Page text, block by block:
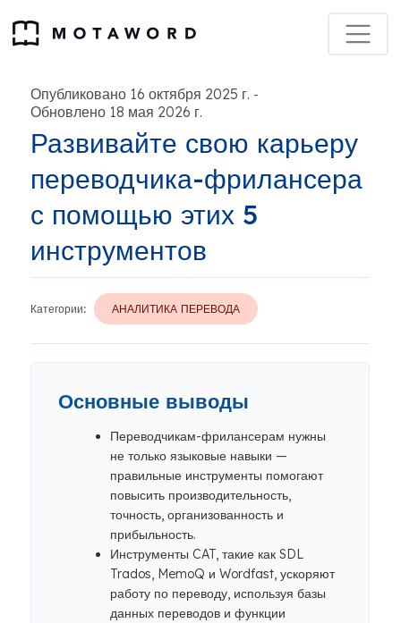
Опубликовано 16 октября 2025 г. -
Обновлено 18 мая 2026 г.
Развивайте свою карьеру
переводчика-фрилансера
с помощью этих 5
инструментов
Категории: АНАЛИТИКА ПЕРЕВОДА
Основные выводы
Переводчикам-фрилансерам нужны
не только языковые навыки —
правильные инструменты помогают
повысить производительность,
точность, организованность и
прибыльность.
Инструменты CAT, такие как SDL
Trados, MemoQ и Wordfast, ускоряют
работу по переводу, используя базы
данных переводов и функции